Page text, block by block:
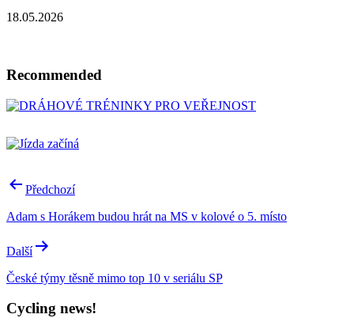
18.05.2026
Recommended
PostPředchozí
Adam s Horákem budou hrát na MS v kolové o 5. místo
Další
České týmy těsně mimo top 10 v seriálu SP
Cycling news!